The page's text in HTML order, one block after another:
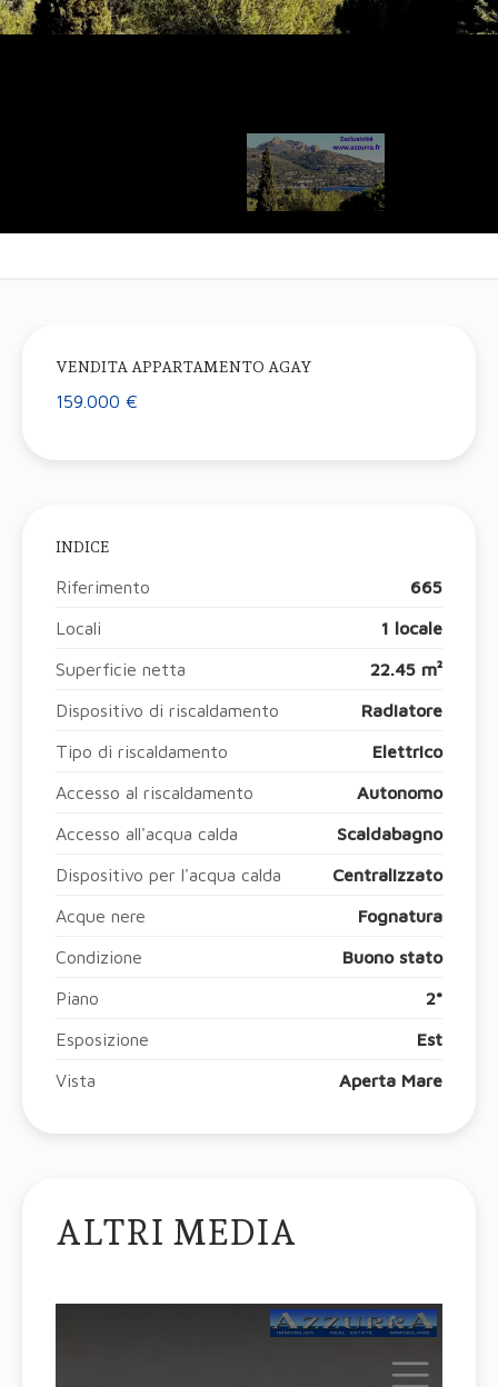
VENDITA APPARTAMENTO AGAY
159.000 €
INDICE
Riferimento 665
Locali 1 locale
Superficie netta 22.45 m²
Dispositivo di riscaldamento Radiatore
Tipo di riscaldamento Elettrico
Accesso al riscaldamento Autonomo
Accesso all'acqua calda Scaldabagno
Dispositivo per l'acqua calda Centralizzato
Acque nere Fognatura
Condizione Buono stato
Piano 2°
Esposizione Est
Vista Aperta Mare
ALTRI MEDIA